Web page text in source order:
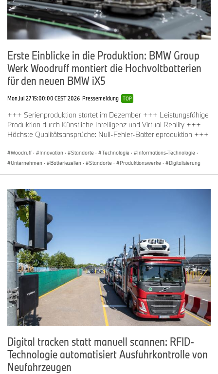
Erste Einblicke in die Produktion: BMW Group
Werk Woodruff montiert die Hochvoltbatterien
für den neuen BMW iX5
Mon Jul 27 15:00:00 CEST 2026 Pressemeldung TOP
+++ Serienproduktion startet im Dezember +++ Leistungsfähige
Produktion durch Künstliche Intelligenz und Virtual Reality +++
Höchste Qualitätsansprüche: Null-Fehler-Batterieproduktion +++
Woodruff · Innovation · Standorte · Technologie · Informations-Technologie ·
Unternehmen · Batteriezellen · Standorte · Produktionswerke · Digitalisierung
Digital tracken statt manuell scannen: RFID-
Technologie automatisiert Ausfuhrkontrolle von
Neufahrzeugen